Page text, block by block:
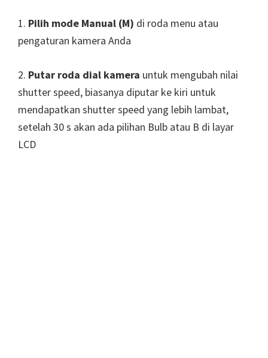
1. Pilih mode Manual (M) di roda menu atau
pengaturan kamera Anda
2. Putar roda dial kamera untuk mengubah nilai
shutter speed, biasanya diputar ke kiri untuk
mendapatkan shutter speed yang lebih lambat,
setelah 30 s akan ada pilihan Bulb atau B di layar
LCD